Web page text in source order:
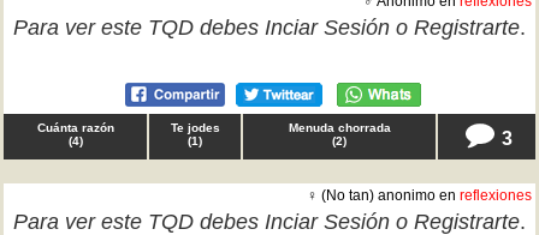
Para ver este TQD debes Inciar Sesión o Registrarte.
Cuánta razón
(4)
Te jodes
(1)
Menuda chorrada
(2) 3
♀ (No tan) anonimo en reflexiones
Para ver este TQD debes Inciar Sesión o Registrarte.